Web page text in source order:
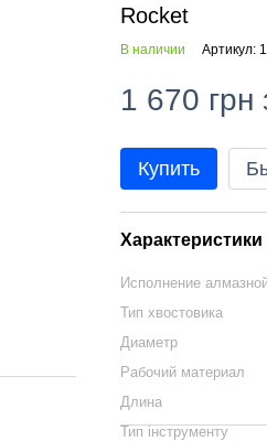
Rocket
В наличии Артикул:
1 670
Купить
Характеристики
Исполнение
Тип хвостовика
Диаметр
Рабочий материал
Длина
Тип інструменту